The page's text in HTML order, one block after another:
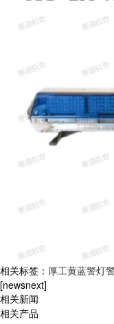
相关标签： 厚工黄蓝警灯
[newsnext]
相关新闻
相关产品